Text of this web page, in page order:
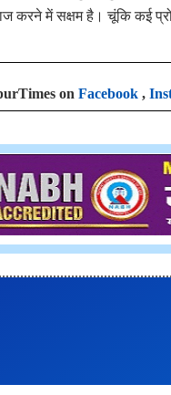
करने में सक्षम है। चूंकि कई
on Facebook ,